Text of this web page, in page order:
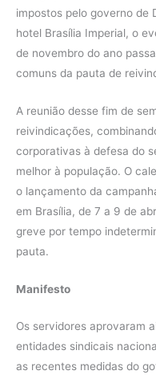
impostos pelo governo de
hotel Brasília Imperial, o
de novembro do ano
comuns da pauta de
A reunião desse fim de
reivindicações,
corporativas à defesa do
melhor à população. O
o lançamento da
em Brasília, de 7 a 9 de
greve por tempo
pauta.
Manifesto
Os servidores aprovaram
entidades sindicais
as recentes medidas do